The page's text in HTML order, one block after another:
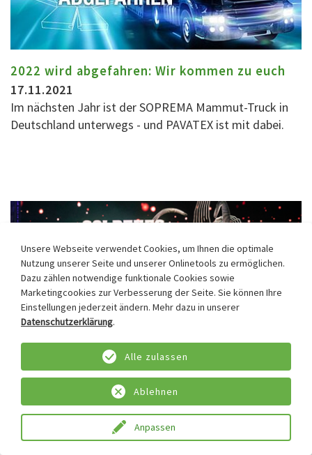
2022 wird abgefahren: Wir kommen zu euch
17.11.2021
Im nächsten Jahr ist der SOPREMA Mammut-Truck in
Deutschland unterwegs - und PAVATEX ist mit dabei.
Mammut-Festival im Westerwald
30.10.2021
SOPREMA präsentiert neueste Projekte zum
Standortausbau in Hof/Oberroßbach.
Unsere Webseite verwendet Cookies, um Ihnen die optimale
Nutzung unserer Seite und unserer Onlinetools zu ermöglichen.
Dazu zählen notwendige funktionale Cookies sowie
Marketingcookies zur Verbesserung der Seite. Sie können Ihre
Einstellungen jederzeit ändern. Mehr dazu in unserer
Datenschutzerklärung.
Anpassen
Ablehnen
Alle zulassen